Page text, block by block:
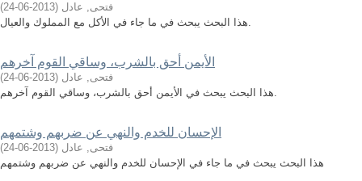
فتحى, عادل (
2013-06-24
)
هذا البحث يبحث في ما جاء في الأكل مع المملوك والعيال.
الأيمن أحق بالشرب، وساقي القوم آخرهم
فتحى, عادل (
2013-06-24
)
هذا البحث يبحث في الأيمن أحق بالشرب، وساقي القوم آخرهم.
الإحسان للخدم والنهي عن ضربهم وشتمهم
فتحى, عادل (
2013-06-24
)
هذا البحث يبحث في ما جاء في الإحسان للخدم والنهي عن ضربهم وشتمهم